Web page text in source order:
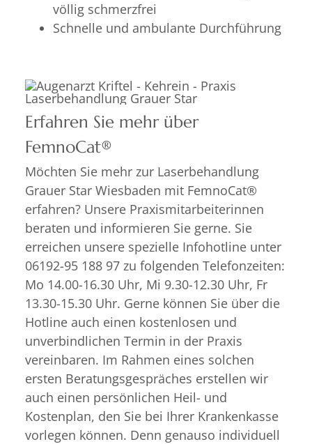
völlig schmerzfrei
Schnelle und ambulante Durchführung
Erfahren Sie mehr über
FemnoCat®
Möchten Sie mehr zur Laserbehandlung
Grauer Star Wiesbaden mit FemnoCat®
erfahren? Unsere Praxismitarbeiterinnen
beraten und informieren Sie gerne. Sie
erreichen unsere spezielle Infohotline unter
06192-95 188 97 zu folgenden Telefonzeiten:
Mo 14.00-16.30 Uhr, Mi 9.30-12.30 Uhr, Fr
13.30-15.30 Uhr. Gerne können Sie über die
Hotline auch einen kostenlosen und
unverbindlichen Termin in der Praxis
vereinbaren. Im Rahmen eines solchen
ersten Beratungsgespräches erstellen wir
auch einen persönlichen Heil- und
Kostenplan, den Sie bei Ihrer Krankenkasse
vorlegen können. Denn genauso individuell